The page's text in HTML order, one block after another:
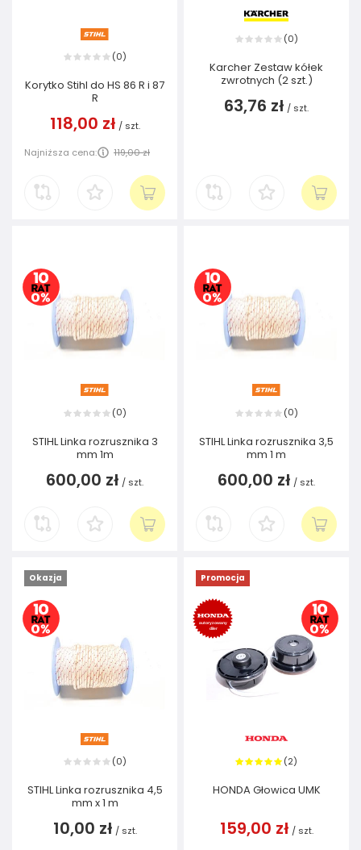
(0)
Korytko Stihl do HS 86 R i 87
R
118,00 zł / szt.
Najniższa cena: 119,00 zł
(0)
Karcher Zestaw kółek
zwrotnych (2 szt.)
63,76 zł / szt.
(0)
STIHL Linka rozrusznika 3
mm 1m
600,00 zł / szt.
(0)
STIHL Linka rozrusznika 3,5
mm 1 m
600,00 zł / szt.
Okazja
(0)
STIHL Linka rozrusznika 4,5
mm x 1 m
10,00 zł / szt.
Promocja
(2)
HONDA Głowica UMK
159,00 zł / szt.